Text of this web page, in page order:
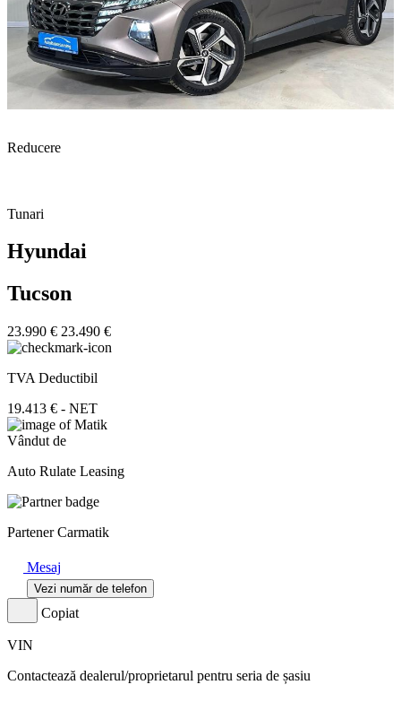
Reducere
Tunari
Hyundai
Tucson
23.990 € 23.490 €
TVA Deductibil
19.413 € - NET
Vândut de
Auto Rulate Leasing
Partener Carmatik
Mesaj
Vezi număr de telefon
Copiat
VIN
Contactează dealerul/proprietarul pentru seria de șasiu